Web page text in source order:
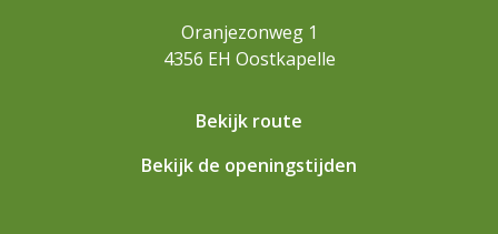
Oranjezonweg 1
4356 EH Oostkapelle
Bekijk route
Bekijk de openingstijden